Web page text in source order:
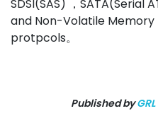
SDSI(SAS) ，SATA(Serial
and Non-Volatile Memory
protpcols。
Published by